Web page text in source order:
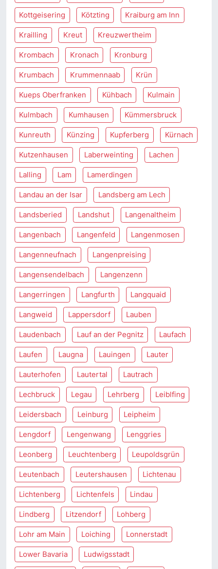
Kottgeisering Kötzting Kraiburg am Inn
Krailling Kreut Kreuzwertheim
Krombach Kronach Kronburg
Krumbach Krummennaab Krün
Kueps Oberfranken Kühbach Kulmain
Kulmbach Kumhausen Kümmersbruck
Kunreuth Künzing Kupferberg Kürnach
Kutzenhausen Laberweinting Lachen
Lalling Lam Lamerdingen
Landau an der Isar Landsberg am Lech
Landsberied Landshut Langenaltheim
Langenbach Langenfeld Langenmosen
Langenneufnach Langenpreising
Langensendelbach Langenzenn
Langerringen Langfurth Langquaid
Langweid Lappersdorf Lauben
Laudenbach Lauf an der Pegnitz Laufach
Laufen Laugna Lauingen Lauter
Lauterhofen Lautertal Lautrach
Lechbruck Legau Lehrberg Leiblfing
Leidersbach Leinburg Leipheim
Lengdorf Lengenwang Lenggries
Leonberg Leuchtenberg Leupoldsgrün
Leutenbach Leutershausen Lichtenau
Lichtenberg Lichtenfels Lindau
Lindberg Litzendorf Lohberg
Lohr am Main Loiching Lonnerstadt
Lower Bavaria Ludwigsstadt